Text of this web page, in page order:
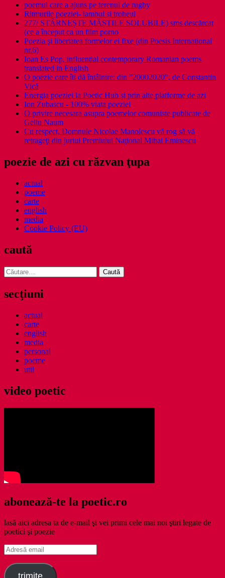
poemul care a ajuns pe terenul de rugby
Ritmurile poeziei- iambul și troheul
277/ STÂRNEȘTE MĂȘTILE SOLUBILE) sms descărcat
(ce a început ca un film porno
Poezia şi libertatea formelor ei fixe (din Poesis International
nr.6)
Ioan Es Pop, influential contemporary Romanian poems
translated in English
O poezie care îți dă întâlnire: din ”20002020”, de Constantin
Vică
Energia poeziei la Poetic Hub și prin alte platforme de azi
Ion Zubascu - 100% viata poeziei
O privire necesara asupra poemelor comuniste publicate de
Gellu Naum
Cu respect, Domnule Nicolae Manolescu vă rog să vă
retrageţi din juriul Premiului Naţional Mihai Eminescu
poezie de azi cu răzvan ţupa
actual
poeme
carte
english
media
Cookie Policy (EU)
caută
Caută
după:
secţiuni
actual
carte
english
media
personal
poeme
util
video poetic
abonează-te la poetic.ro
lasă aici adresa ta de e-mail şi vei primi cele mai noi ştiri legate de
poetici şi poezie
Adresă
email